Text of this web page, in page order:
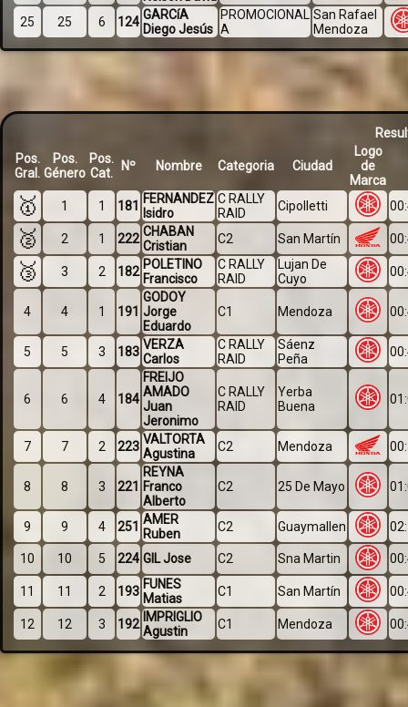
25 25 6 124 GARCíA
Diego Jesús
PROMOCIONAL
A
San Rafael
Mendoza
Pos.
Gral.
Pos.
Género
Pos.
Cat.
Nº Nombre Categoria Ciudad
Logo
de
Marca
🥇 1 1 181
FERNANDEZ
Isidro
C RALLY
RAID
Cipolletti
🥈 2 1 222 CHABAN
Cristian
C2 San Martín
🥉 3 2 182 POLETINO
Francisco
C RALLY
RAID
Lujan De
Cuyo
4 4 1 191
GODOY
Jorge
Eduardo
C1 Mendoza
5 5 3 183 VERZA
Carlos
C RALLY
RAID
Sáenz
Peña
6 6 4 184
FREIJO
AMADO
Juan
Jeronimo
C RALLY
RAID
Yerba
Buena
7 7 2 223 VALTORTA
Agustina
C2 Mendoza
8 8 3 221
REYNA
Franco
Alberto
C2 25 De Mayo
9 9 4 251 AMER
Ruben
C2 Guaymallen
10 10 5 224 GIL Jose C2 Sna Martin
11 11 2 193 FUNES
Matias
C1 San Martín
12 12 3 192 IMPRIGLIO
Agustin
C1 Mendoza